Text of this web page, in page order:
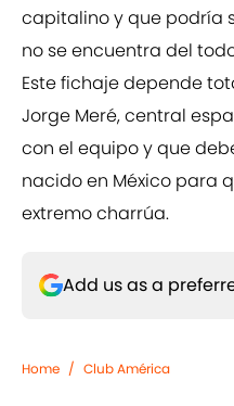
capitalino y que podría
no se encuentra del
Este fichaje depende
Jorge Meré, central
con el equipo y que
nacido en México para
extremo charrúa.
Add us as a
Home / Club América